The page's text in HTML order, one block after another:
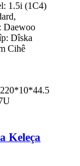
1.5i (1C4)
Daewoo
Dîska
Cihê
Keleça